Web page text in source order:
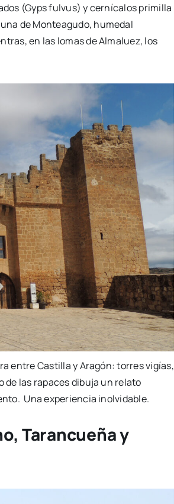
(Gyps fulvus) y cernícalos primilla
de Monteagudo, humedal
en las lomas de Almaluez, los
entre Castilla y Aragón: torres vigías,
de las rapaces dibuja un relato
Una experiencia inolvidable.
,Tarancueñay